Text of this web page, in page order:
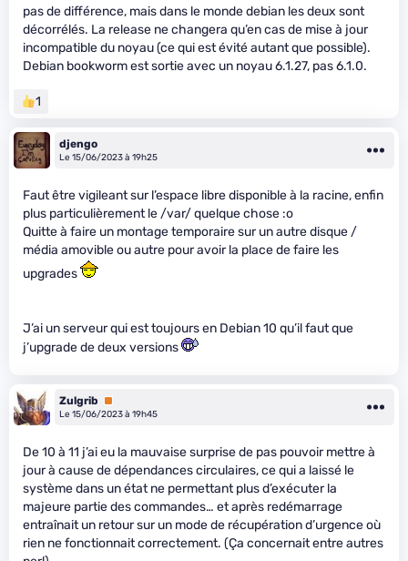
pas de différence, mais dans le monde debian les deux sont
décorrélés. La release ne changera qu’en cas de mise à jour
incompatible du noyau (ce qui est évité autant que possible).
Debian bookworm est sortie avec un noyau 6.1.27, pas 6.1.0.
1
djengo
Le 15/06/2023 à 19h25
Faut être vigileant sur l’espace libre disponible à la racine, enfin
plus particulièrement le /var/ quelque chose :o
Quitte à faire un montage temporaire sur un autre disque /
média amovible ou autre pour avoir la place de faire les
upgrades
J’ai un serveur qui est toujours en Debian 10 qu’il faut que
j’upgrade de deux versions
Zulgrib
Premium
Le 15/06/2023 à 19h45
De 10 à 11 j’ai eu la mauvaise surprise de pas pouvoir mettre à
jour à cause de dépendances circulaires, ce qui a laissé le
système dans un état ne permettant plus d’exécuter la
majeure partie des commandes… et après redémarrage
entraînait un retour sur un mode de récupération d’urgence où
rien ne fonctionnait correctement. (Ça concernait entre autres